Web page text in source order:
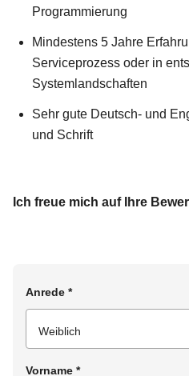
Programmierung
Mindestens 5 Jahre
Serviceprozess oder in
Systemlandschaften
Sehr gute Deutsch- und
und Schrift
Ich freue mich auf Ihre
Anrede *
Vorname *